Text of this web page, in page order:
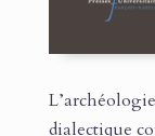
dialectique